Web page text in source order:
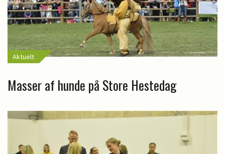
Aktuelt
Masser af hunde på Store Hestedag